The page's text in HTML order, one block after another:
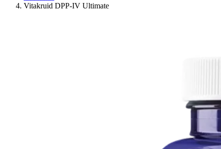
Vitakruid DPP-IV Ultimate